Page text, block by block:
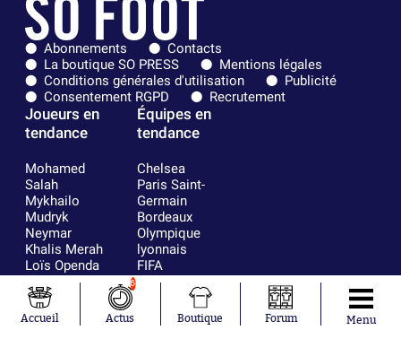
Abonnements
Contacts
La boutique SO PRESS
Mentions légales
Conditions générales d'utilisation
Publicité
Consentement RGPD
Recrutement
Joueurs en
tendance
Mohamed
Salah
Mykhailo
Mudryk
Neymar
Khalis Merah
Loïs Openda
Niakhaté
Nicolás
Tagliafico
Équipes en
tendance
Chelsea
Paris Saint-
Germain
Bordeaux
Olympique
lyonnais
FIFA
Real Madrid
RC Strasbourg
AC Milan
France
Accueil
6
Actus Boutique Forum Menu